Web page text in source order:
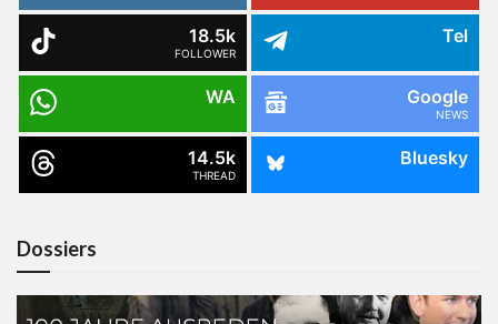
18.5k
FOLLOWER
Tel
WA Google
NEWS
14.5k
THREAD
Bluesky
Dossiers